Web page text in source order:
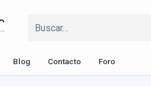
Blog Contacto Foro